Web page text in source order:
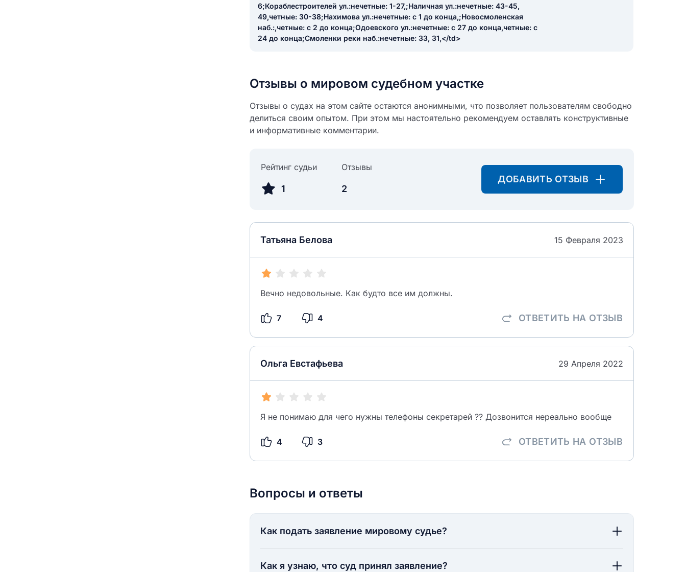
6;Кораблестроителей ул.:нечетные: 1-27,;Наличная ул.:нечетные: 43-45,
49,четные: 30-38;Нахимова ул.:нечетные: с 1 до конца,;Новосмоленская
наб.:,четные: с 2 до конца;Одоевского ул.:нечетные: с 27 до конца,четные: с
24 до конца;Смоленки реки наб.:нечетные: 33, 31,</td>
Отзывы о мировом судебном участке
Отзывы о судах на этом сайте остаются анонимными, что позволяет пользователям свободно
делиться своим опытом. При этом мы настоятельно рекомендуем оставлять конструктивные
и информативные комментарии.
Рейтинг судьи
1
Отзывы
2
ДОБАВИТЬ ОТЗЫВ
Татьяна Белова 15 Февраля 2023
Вечно недовольные. Как будто все им должны.
7 4 ОТВЕТИТЬ НА ОТЗЫВ
Ольга Евстафьева 29 Апреля 2022
Я не понимаю для чего нужны телефоны секретарей ?? Дозвонится нереально вообще
4 3 ОТВЕТИТЬ НА ОТЗЫВ
ОСТАВИТЬ ОТЗЫВ
Вопросы и ответы
Как подать заявление мировому судье?
Как я узнаю, что суд принял заявление?